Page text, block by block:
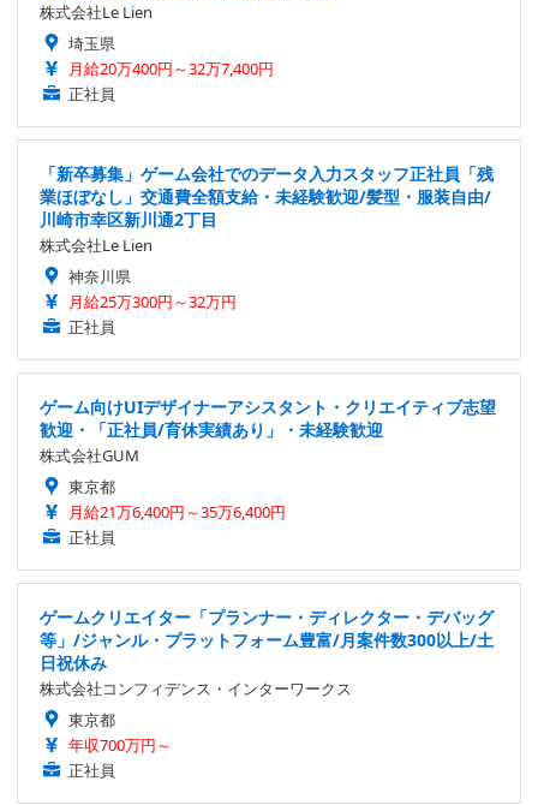
株式会社Le Lien
埼玉県
月給20万400円～32万7,400円
正社員
「新卒募集」ゲーム会社でのデータ入力スタッフ正社員「残
業ほぼなし」交通費全額支給・未経験歓迎/髪型・服装自由/
川崎市幸区新川通2丁目
株式会社Le Lien
神奈川県
月給25万300円～32万円
正社員
ゲーム向けUIデザイナーアシスタント・クリエイティブ志望
歓迎・「正社員/育休実績あり」・未経験歓迎
株式会社GUM
東京都
月給21万6,400円～35万6,400円
正社員
ゲームクリエイター「プランナー・ディレクター・デバッグ
等」/ジャンル・プラットフォーム豊富/月案件数300以上/土
日祝休み
株式会社コンフィデンス・インターワークス
東京都
年収700万円～
正社員